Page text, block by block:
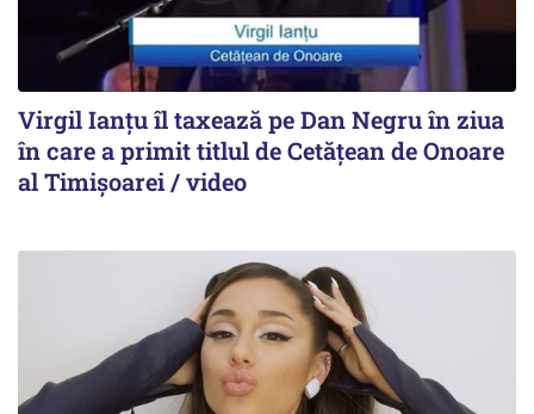
Virgil Ianțu îl taxează pe Dan Negru în ziua
în care a primit titlul de Cetățean de Onoare
al Timișoarei / video